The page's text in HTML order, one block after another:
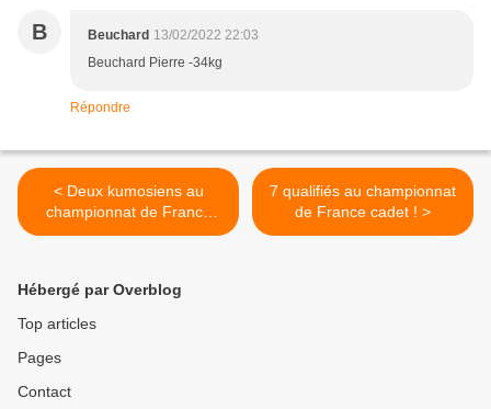
B Beuchard 13/02/2022 22:03
Beuchard Pierre -34kg
Répondre
< Deux kumosiens au
championnat de France
Jujitsu senior
7 qualifiés au championnat
de France cadet ! >
Hébergé par Overblog
Top articles
Pages
Contact